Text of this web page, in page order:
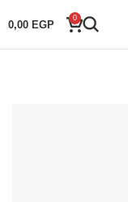
0
0,00 EGP